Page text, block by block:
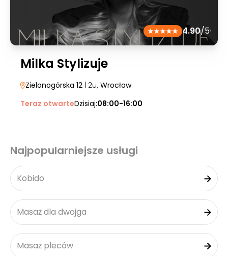
4.90/5
Milka Stylizuje
Zielonogórska 12 | 2u, Wrocław
Teraz otwarteDzisiaj:08:00-16:00
Najpopularniejsze usługi
Kobido
Masaż dla dwojga
Masaż pleców